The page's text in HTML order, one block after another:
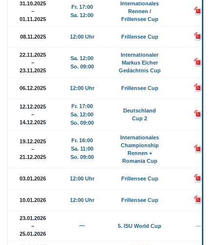
31.10.2025
–
01.11.2025
Fr. 17:00
Sa. 12:00
Internationales
Rennen /
Frillensee Cup
08.11.2025 12:00 Uhr Frillensee Cup
22.11.2025
–
23.11.2025
Sa. 12:00
So. 09:00
Internationaler
Markus Eicher
Gedächtnis Cup
06.12.2025 12:00 Uhr Frillensee Cup
12.12.2025
–
14.12.2025
Fr. 17:00
Sa. 12:00
So. 09:00
Deutschland
Cup 2
19.12.2025
–
21.12.2025
Fr. 16:00
Sa. 11:00
So. 09:00
Internationales
Championship
Rennen +
Romania Cup
03.01.2026 12:00 Uhr Frillensee Cup
10.01.2026 12:00 Uhr Frillensee Cup
23.01.2026
–
25.01.2026
— 5. ISU World Cup —